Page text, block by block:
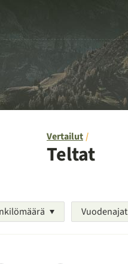
Vertailut
Teltat
Vuodenajat